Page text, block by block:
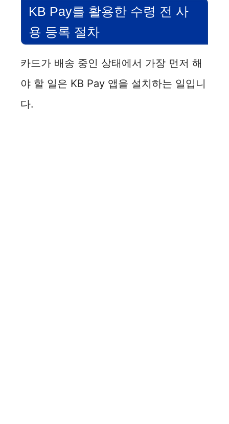
KB Pay를 활용한 수령 전 사
용 등록 절차
카드가 배송 중인 상태에서 가장 먼저 해
야 할 일은 KB Pay 앱을 설치하는 일입니
다.